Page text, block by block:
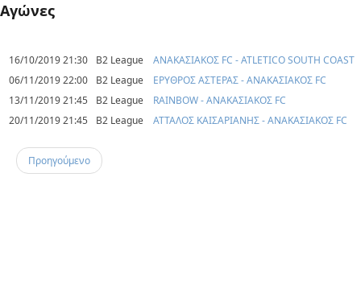
Αγώνες
16/10/2019 21:30 B2 League
ΑΝΑΚΑΣΙΑΚΟΣ FC - ATLETICO SOUTH COAST
06/11/2019 22:00
B2 League
ΕΡΥΘΡΟΣ ΑΣΤΕΡΑΣ - ΑΝΑΚΑΣΙΑΚΟΣ FC
13/11/2019 21:45
B2 League
RAINBOW - ΑΝΑΚΑΣΙΑΚΟΣ FC
20/11/2019 21:45
B2 League ΑΤΤΑΛΟΣ ΚΑΙΣΑΡΙΑΝΗΣ - ΑΝΑΚΑΣΙΑΚΟΣ FC
Προηγούμενο